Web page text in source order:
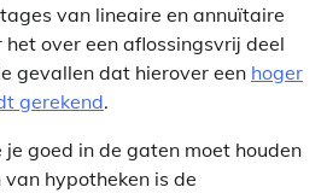
van lineaire en annuïtaire
over een aflossingsvrij deel
gevallen dat hierover een hoger
gerekend.
je goed in de gaten moet houden
hypotheken is de